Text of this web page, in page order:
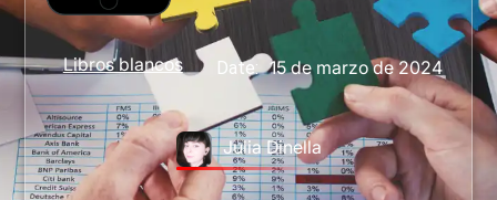
Libros blancos Date: 15 de marzo de 2024
Julia Dinella